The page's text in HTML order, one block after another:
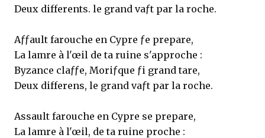
Deux differents. le grand vaƒt par la roche.
Aƒƒault farouche en Cypre ƒe prepare,
La lamre à l'œil de ta ruine s'approche :
Byzance claƒƒe, Moriƒque ƒi grand tare,
Deux differens, le grand vaƒt par la roche.
Assault farouche en Cypre se prepare,
La lamre à l'œil, de ta ruine proche :